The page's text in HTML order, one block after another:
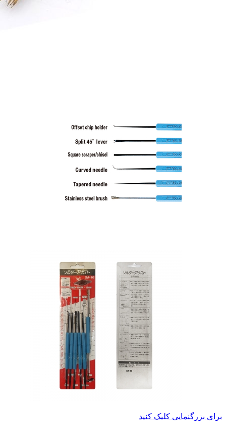
برای بزرگنمایی کلیک کنید